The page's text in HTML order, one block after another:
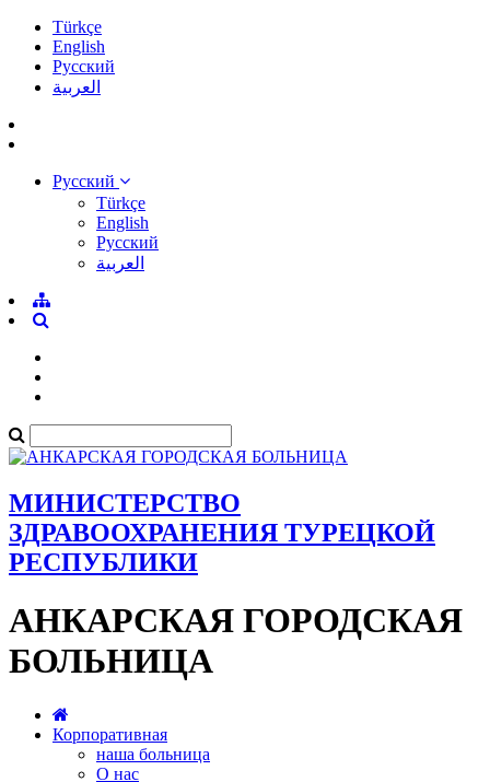
Türkçe
English
Pусский
العربية
Pусский
Türkçe
English
Pусский
العربية
МИНИСТЕРСТВО
ЗДРАВООХРАНЕНИЯ ТУРЕЦКОЙ
РЕСПУБЛИКИ
АНКАРСКАЯ ГОРОДСКАЯ
БОЛЬНИЦА
Корпоративная
наша больница
О нас